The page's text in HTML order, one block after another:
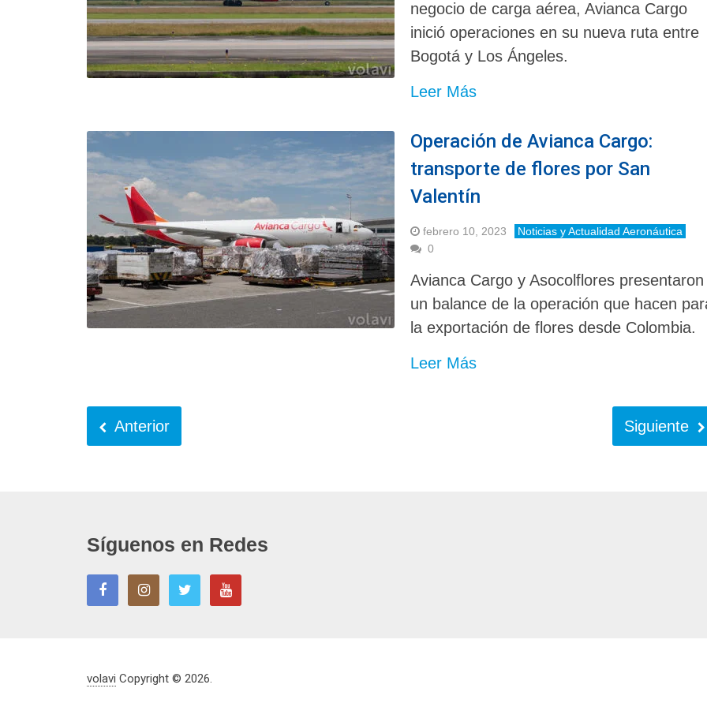
negocio de carga aérea, Avianca Cargo
inició operaciones en su nueva ruta entre
Bogotá y Los Ángeles.
Leer Más
Operación de Avianca Cargo:
transporte de flores por San
Valentín
febrero 10, 2023
Noticias y Actualidad Aeronáutica
0
Avianca Cargo y Asocolflores presentaron
un balance de la operación que hacen
la exportación de flores desde Colombia.
Leer Más
Anterior Siguiente
Síguenos en Redes
volavi Copyright © 2026.